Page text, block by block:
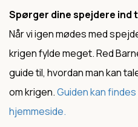
Spørger dine spejdere ind
Når vi igen mødes med
krigen fylde meget. Red
guide til, hvordan man kan
om krigen.Guiden kan
hjemmeside.